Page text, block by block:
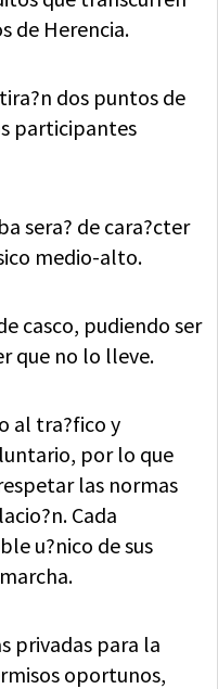
de Herencia.
dos puntos de
participantes
sera? de cara?cter
medio-alto.
casco, pudiendo ser
que no lo lleve.
al tra?fico y
por lo que
las normas
Cada
u?nico de sus
privadas para la
oportunos,